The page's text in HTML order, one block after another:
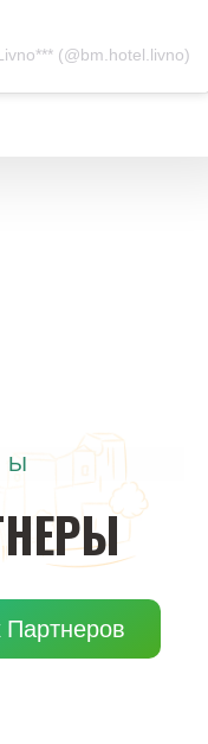
(@bm.hotel.livno)